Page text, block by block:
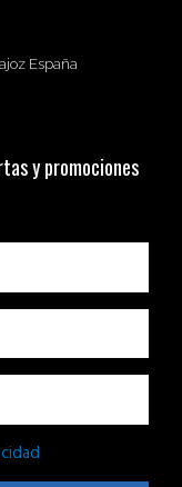
España
y promociones